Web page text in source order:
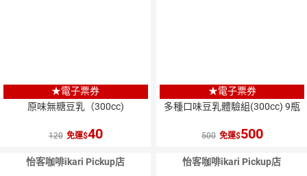
★電子票券
原味無糖豆乳（300cc)
120 免運 40
★電子票券
多種口味豆乳體驗組(300cc) 9瓶
500 免運 500
怡客咖啡ikari Pickup店 怡客咖啡ikari Pickup店